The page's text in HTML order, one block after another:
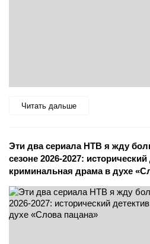
Читать дальше
Эти два сериала НТВ я жду
сезоне 2026-2027: исторический
криминальная драма в духе